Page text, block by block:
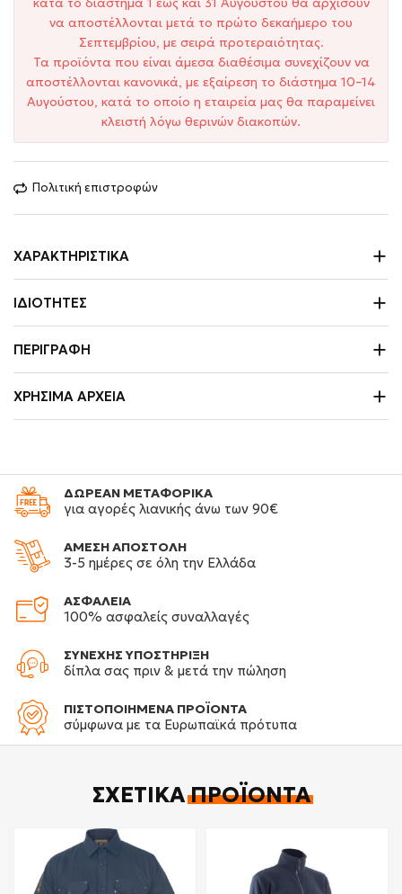
να αποστέλλονται μετά το πρώτο δεκαήμερο του
Σεπτεμβρίου, με σειρά προτεραιότητας.
Τα προϊόντα που είναι άμεσα διαθέσιμα συνεχίζουν να
αποστέλλονται κανονικά, με εξαίρεση το διάστημα 10–14
Αυγούστου, κατά το οποίο η εταιρεία μας θα παραμείνει
κλειστή λόγω θερινών διακοπών.
Πολιτική επιστροφών
ΧΑΡΑΚΤΗΡΙΣΤΙΚΆ
ΙΔΙΌΤΗΤΕΣ
ΠΕΡΙΓΡΑΦΉ
ΧΡΉΣΙΜΑ ΑΡΧΕΊΑ
ΔΩΡΕΑΝ ΜΕΤΑΦΟΡΙΚΑ
για αγορές λιανικής άνω των 90€
ΑΜΕΣΗ ΑΠΟΣΤΟΛΗ
3-5 ημέρες σε όλη την Ελλάδα
ΑΣΦΑΛΕΙΑ
100% ασφαλείς συναλλαγές
ΣΥΝΕΧΗΣ ΥΠΟΣΤΗΡΙΞΗ
δίπλα σας πριν & μετά την πώληση
ΠΙΣΤΟΠΟΙΗΜΕΝΑ ΠΡΟΪΟΝΤΑ
σύμφωνα με τα Ευρωπαϊκά πρότυπα
ΣΧΕΤΙΚΆΠΡΟΪΌΝΤΑ